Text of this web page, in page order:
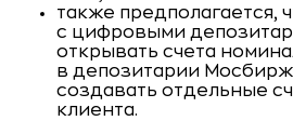
также предполагается,
с цифровыми
открывать счета
в депозитарии
создавать отдельные
клиента.